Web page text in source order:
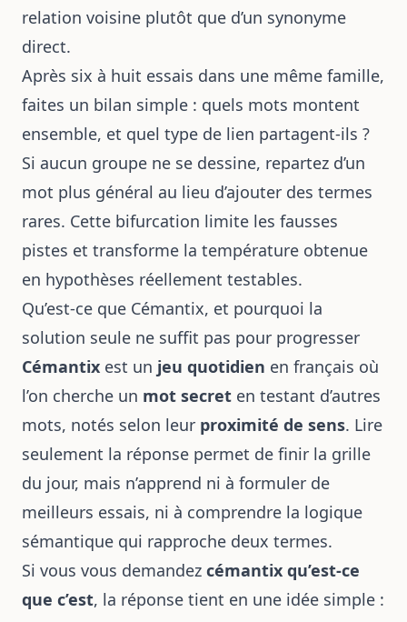
relation voisine plutôt que d’un synonyme
direct.
Après six à huit essais dans une même famille,
faites un bilan simple : quels mots montent
ensemble, et quel type de lien partagent-ils ?
Si aucun groupe ne se dessine, repartez d’un
mot plus général au lieu d’ajouter des termes
rares. Cette bifurcation limite les fausses
pistes et transforme la température obtenue
en hypothèses réellement testables.
Qu’est-ce que Cémantix, et pourquoi la
solution seule ne suffit pas pour progresser
Cémantix est un jeu quotidien en français où
l’on cherche un mot secret en testant d’autres
mots, notés selon leur proximité de sens. Lire
seulement la réponse permet de finir la grille
du jour, mais n’apprend ni à formuler de
meilleurs essais, ni à comprendre la logique
sémantique qui rapproche deux termes.
Si vous vous demandez cémantix qu’est-ce
que c’est, la réponse tient en une idée simple :